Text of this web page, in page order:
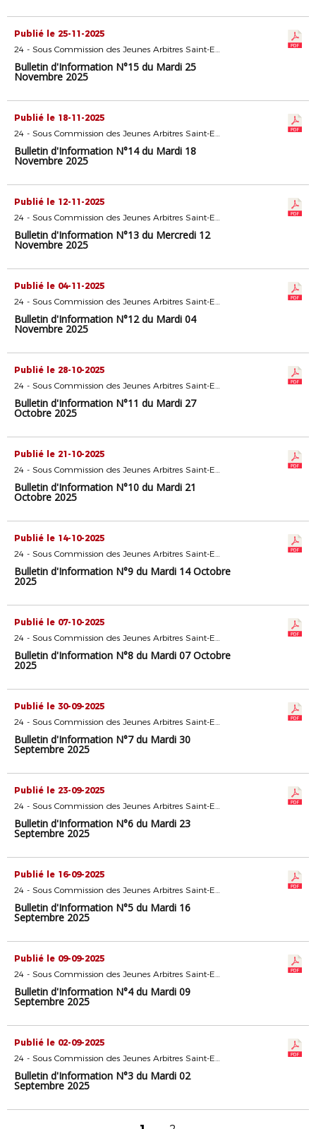
Publié le 25-11-2025
24 - Sous Commission des Jeunes Arbitres Saint-Etienne
Bulletin d'Information N°15 du Mardi 25
Novembre 2025
Publié le 18-11-2025
24 - Sous Commission des Jeunes Arbitres Saint-Etienne
Bulletin d'Information N°14 du Mardi 18
Novembre 2025
Publié le 12-11-2025
24 - Sous Commission des Jeunes Arbitres Saint-Etienne
Bulletin d'Information N°13 du Mercredi 12
Novembre 2025
Publié le 04-11-2025
24 - Sous Commission des Jeunes Arbitres Saint-Etienne
Bulletin d'Information N°12 du Mardi 04
Novembre 2025
Publié le 28-10-2025
24 - Sous Commission des Jeunes Arbitres Saint-Etienne
Bulletin d'Information N°11 du Mardi 27
Octobre 2025
Publié le 21-10-2025
24 - Sous Commission des Jeunes Arbitres Saint-Etienne
Bulletin d'Information N°10 du Mardi 21
Octobre 2025
Publié le 14-10-2025
24 - Sous Commission des Jeunes Arbitres Saint-Etienne
Bulletin d'Information N°9 du Mardi 14 Octobre
2025
Publié le 07-10-2025
24 - Sous Commission des Jeunes Arbitres Saint-Etienne
Bulletin d'Information N°8 du Mardi 07 Octobre
2025
Publié le 30-09-2025
24 - Sous Commission des Jeunes Arbitres Saint-Etienne
Bulletin d'Information N°7 du Mardi 30
Septembre 2025
Publié le 23-09-2025
24 - Sous Commission des Jeunes Arbitres Saint-Etienne
Bulletin d'Information N°6 du Mardi 23
Septembre 2025
Publié le 16-09-2025
24 - Sous Commission des Jeunes Arbitres Saint-Etienne
Bulletin d'Information N°5 du Mardi 16
Septembre 2025
Publié le 09-09-2025
24 - Sous Commission des Jeunes Arbitres Saint-Etienne
Bulletin d'Information N°4 du Mardi 09
Septembre 2025
Publié le 02-09-2025
24 - Sous Commission des Jeunes Arbitres Saint-Etienne
Bulletin d'Information N°3 du Mardi 02
Septembre 2025